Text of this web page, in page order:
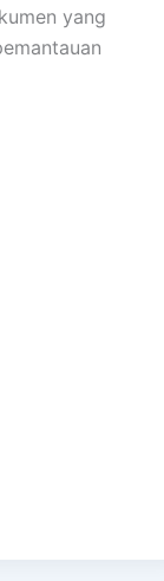
yang